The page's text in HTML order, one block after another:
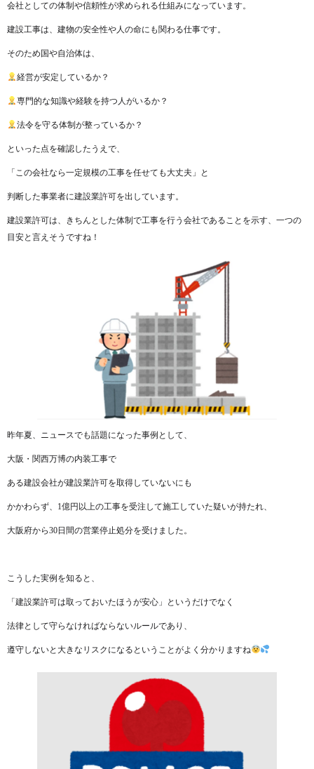
会社としての体制や信頼性が求められる仕組みになっています。
建設工事は、建物の安全性や人の命にも関わる仕事です。
そのため国や自治体は、
経営が安定しているか？
専門的な知識や経験を持つ人がいるか？
法令を守る体制が整っているか？
といった点を確認したうえで、
「この会社なら一定規模の工事を任せても大丈夫」と
判断した事業者に建設業許可を出しています。
建設業許可は、きちんとした体制で工事を行う会社であることを示す、一つの
目安と言えそうですね！
昨年夏、ニュースでも話題になった事例として、
大阪・関西万博の内装工事で
ある建設会社が建設業許可を取得していないにも
かかわらず、1億円以上の工事を受注して施工していた疑いが持たれ、
大阪府から30日間の営業停止処分を受けました。
こうした実例を知ると、
「建設業許可は取っておいたほうが安心」というだけでなく
法律として守らなければならないルールであり、
遵守しないと大きなリスクになるということがよく分かりますね